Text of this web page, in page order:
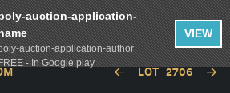
LOT 2706
auction-application-
auction-application-author
- In Google play
VIEW